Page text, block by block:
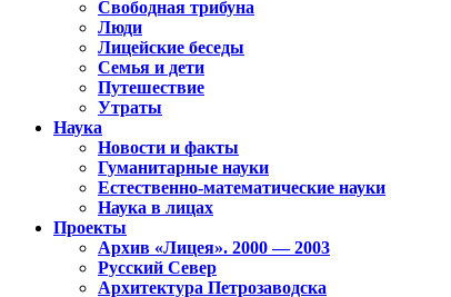
Свободная трибуна
Люди
Лицейские беседы
Семья и дети
Путешествие
Утраты
Наука
Новости и факты
Гуманитарные науки
Естественно-математические науки
Наука в лицах
Проекты
Архив «Лицея». 2000 — 2003
Русский Север
Архитектура Петрозаводска